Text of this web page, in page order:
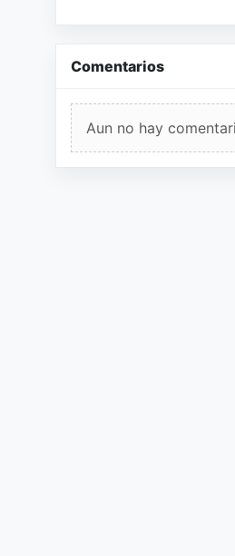
Comentarios
Aun no hay